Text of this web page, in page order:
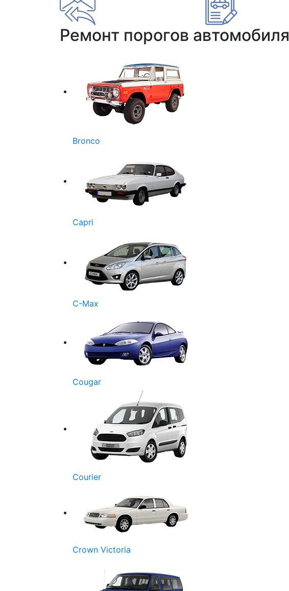
Ремонт порогов автомобиля
Bronco
Capri
C-Max
Cougar
Courier
Crown Victoria